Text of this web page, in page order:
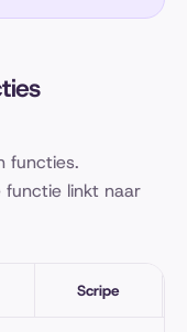
functies.
functie linkt naar
Scripe